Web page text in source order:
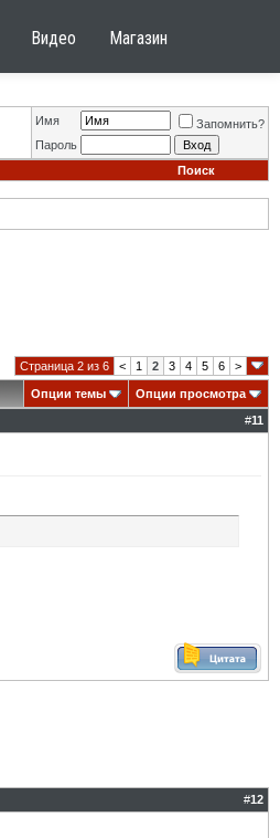
Видео Магазин
Имя
Запомнить?
Пароль
Поиск
Страница 2 из 6 < 1 2 3 4 5 6 >
Опции темы
Опции просмотра
#11
#12